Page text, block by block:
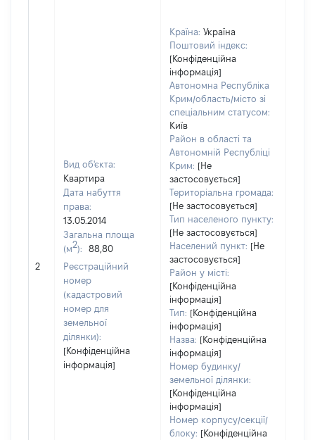
2
Вид об'єкта:
Квартира
Дата набуття
права:
13.05.2014
Загальна площа
(м2):
88,80
Реєстраційний
номер
(кадастровий
номер для
земельної
ділянки):
[Конфіденційна
інформація]
Країна: Україна
Поштовий індекс:
[Конфіденційна
інформація]
Автономна Республіка
Крим/область/місто зі
спеціальним статусом:
Київ
Район в області та
Автономній Республіці
Крим: [Не
застосовується]
Територіальна громада:
[Не застосовується]
Тип населеного пункту:
[Не застосовується]
Населений пункт: [Не
застосовується]
Район у місті:
[Конфіденційна
інформація]
Тип: [Конфіденційна
інформація]
Назва: [Конфіденційна
інформація]
Номер будинку/
земельної ділянки:
[Конфіденційна
інформація]
Номер корпусу/секції/
блоку: [Конфіденційна